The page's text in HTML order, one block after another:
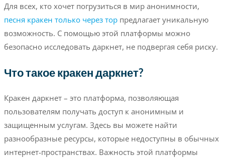
Для всех, кто хочет погрузиться в мир анонимности,
песня кракен только через торпредлагает уникальную
возможность. С помощью этой платформы можно
безопасно исследовать даркнет, не подвергая себя риску.
Что такое кракен даркнет?
Кракен даркнет – это платформа, позволяющая
пользователям получать доступ к анонимным и
защищенным услугам. Здесь вы можете найти
разнообразные ресурсы, которые недоступны в обычных
интернет-пространствах. Важность этой платформы